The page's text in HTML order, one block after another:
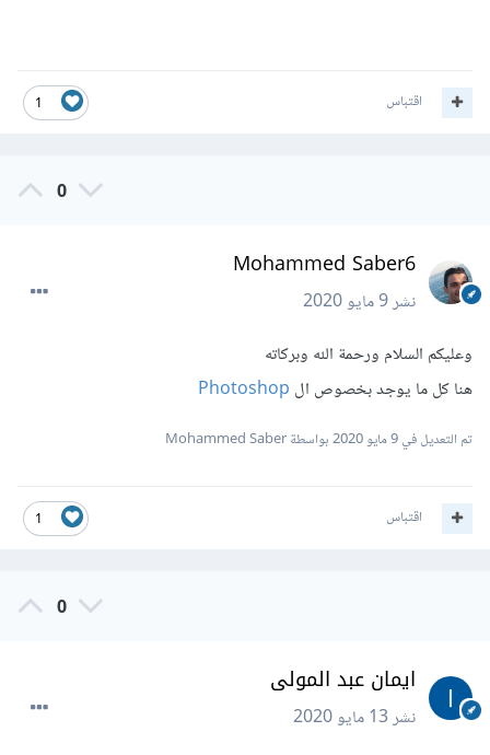
1 اقتباس
0
Mohammed Saber6
نشر9 مايو 2020
وعليكم السلام ورحمة الله وبركاته
هنا كل ما يوجد بخصوص ال Photoshop
تم التعديل في9 مايو 2020 بواسطة Mohammed Saber
1 اقتباس
0
ايمان عبد المولى
نشر13 مايو 2020